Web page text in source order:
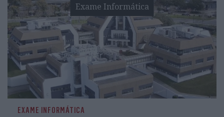
Exame Informática
EXAME INFORMÁTICA